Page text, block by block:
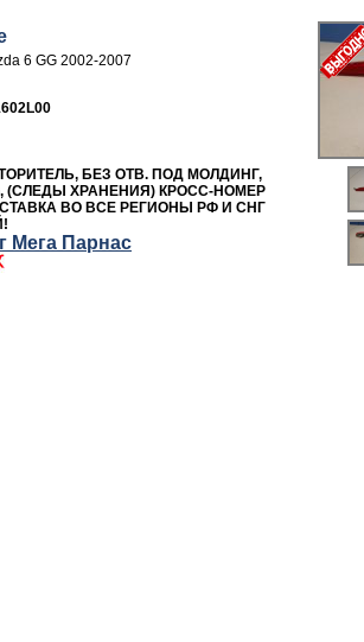
6 GG 2002-2007
БЕЗ ОТВ. ПОД МОЛДИНГ,
(СЛЕДЫ ХРАНЕНИЯ) КРОСС-НОМЕР
ВО ВСЕ РЕГИОНЫ РФ И СНГ
Мега Парнас